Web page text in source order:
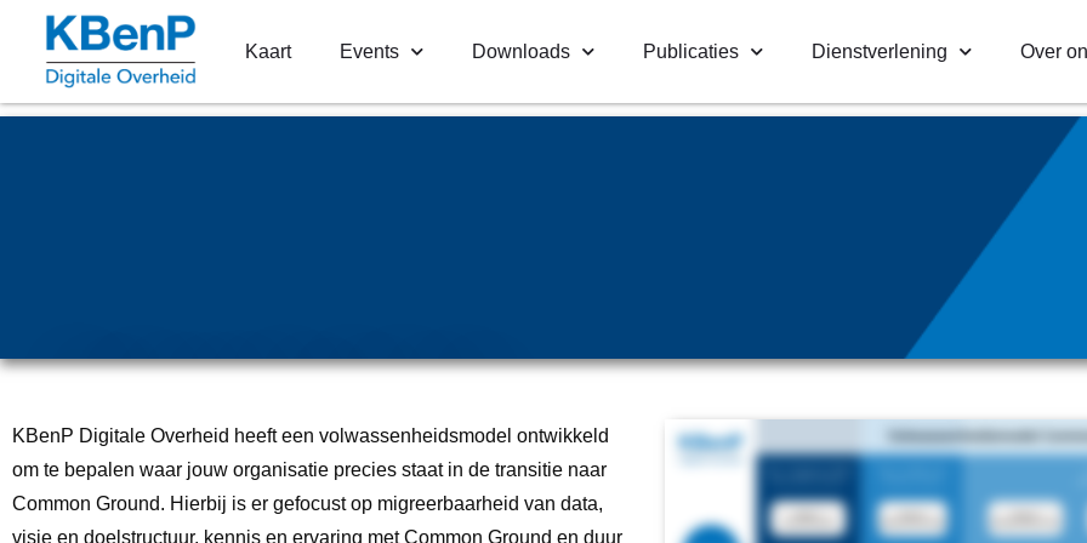
Kaart Events Downloads Publicaties Dienstverlening Over
Volwassenheidsmode
l Common Ground
KBenP Digitale Overheid heeft een volwassenheidsmodel ontwikkeld
om te bepalen waar jouw organisatie precies staat in de transitie naar
Common Ground. Hierbij is er gefocust op migreerbaarheid van data,
visie en doelstructuur, kennis en ervaring met Common Ground en duur